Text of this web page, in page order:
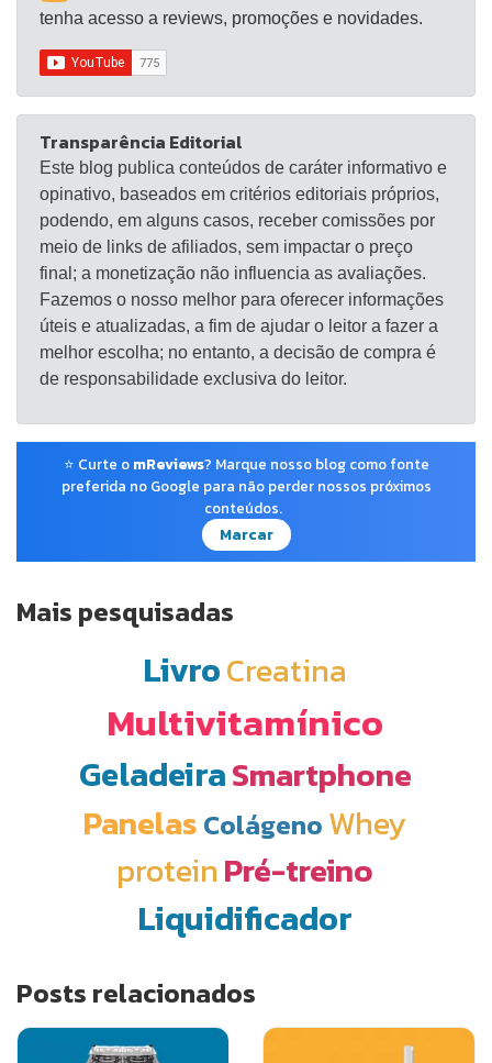
tenha acesso a reviews, promoções e novidades.
Transparência Editorial
Este blog publica conteúdos de caráter informativo e
opinativo, baseados em critérios editoriais próprios,
podendo, em alguns casos, receber comissões por
meio de links de afiliados, sem impactar o preço
final; a monetização não influencia as avaliações.
Fazemos o nosso melhor para oferecer informações
úteis e atualizadas, a fim de ajudar o leitor a fazer a
melhor escolha; no entanto, a decisão de compra é
de responsabilidade exclusiva do leitor.
⭐ Curte o mReviews? Marque nosso blog como fonte
preferida no Google para não perder nossos próximos
conteúdos.
Marcar
Mais pesquisadas
LivroCreatina
Multivitamínico
GeladeiraSmartphone
Panelas Colágeno Whey
proteinPré-treino
Liquidificador
Posts relacionados